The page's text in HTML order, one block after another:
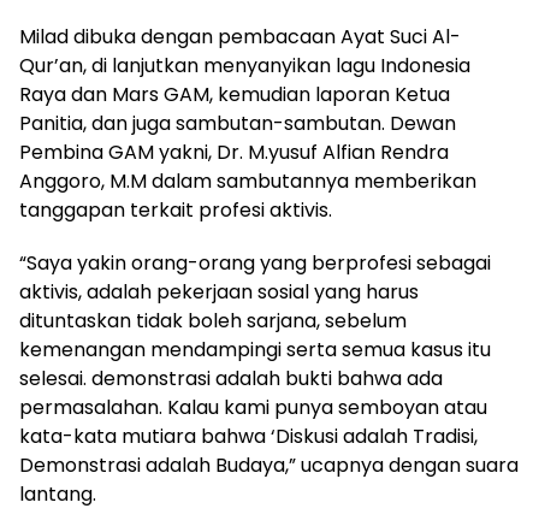
Milad dibuka dengan pembacaan Ayat Suci Al-
Qur’an, di lanjutkan menyanyikan lagu Indonesia
Raya dan Mars GAM, kemudian laporan Ketua
Panitia, dan juga sambutan-sambutan. Dewan
Pembina GAM yakni, Dr. M.yusuf Alfian Rendra
Anggoro, M.M dalam sambutannya memberikan
tanggapan terkait profesi aktivis.
“Saya yakin orang-orang yang berprofesi sebagai
aktivis, adalah pekerjaan sosial yang harus
dituntaskan tidak boleh sarjana, sebelum
kemenangan mendampingi serta semua kasus itu
selesai. demonstrasi adalah bukti bahwa ada
permasalahan. Kalau kami punya semboyan atau
kata-kata mutiara bahwa ‘Diskusi adalah Tradisi,
Demonstrasi adalah Budaya,” ucapnya dengan suara
lantang.